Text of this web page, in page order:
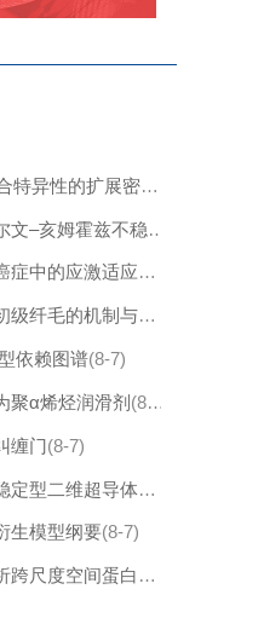
人类转录因子DNA结合特异性的扩展密码本
太阳中普遍存在的开尔文–亥姆霍兹不稳定性驱动等离子体混合
ZFP36L2协调再生与癌症中的应激适应性可塑性
杏仁核星形胶质细胞初级纤毛的机制与应激行为密切相关。
依赖图谱(8-7)
聚α烯烃润滑剂 (8-7)
缠门(8-7)
用于量子电路的空气稳定型二维超导体的封装外延生长
生模型纲要(8-7)
虚拟组织基础模型解析跨尺度空间蛋白质组学